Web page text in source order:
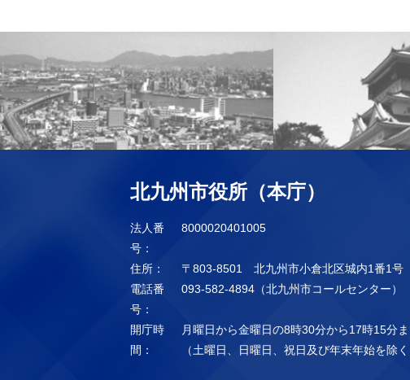
北九州市役所（本庁）
法人番
号：
8000020401005
住所：
〒803-8501 北九州市小倉北区城内1番1号
電話番
号：
093-582-4894（北九州市コールセンター）
開庁時
間：
月曜日から金曜日の8時30分から17時15分
（土曜日、日曜日、祝日及び年末年始を除く